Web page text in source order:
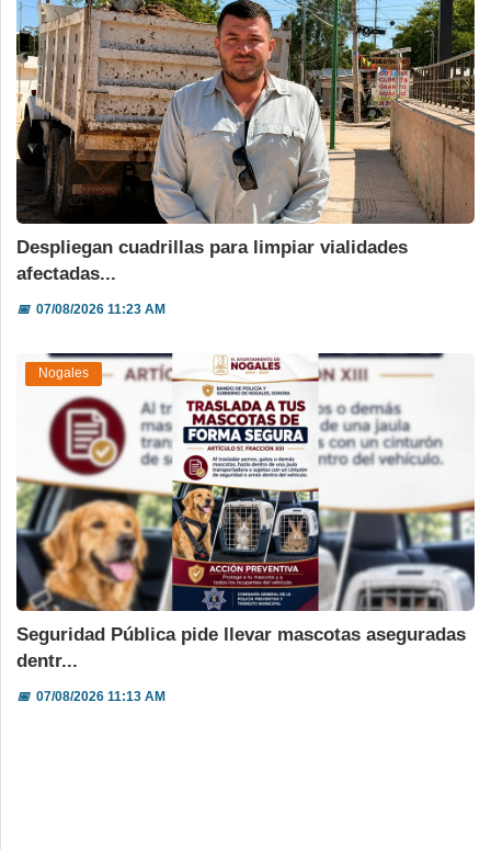
Despliegan cuadrillas para limpiar vialidades
afectadas...
📅07/08/2026 11:23 AM
Nogales
Seguridad Pública pide llevar mascotas aseguradas
dentr...
📅07/08/2026 11:13 AM